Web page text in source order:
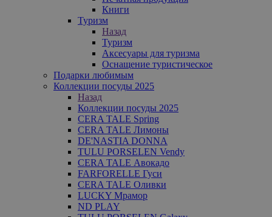
Книги
Туризм
Назад
Туризм
Аксесуары для туризма
Оснащение туристическое
Подарки любимым
Коллекции посуды 2025
Назад
Коллекции посуды 2025
CERA TALE Spring
CERA TALE Лимоны
DE'NASTIA DONNA
TULU PORSELEN Vendy
CERA TALE Авокадо
FARFORELLE Гуси
CERA TALE Оливки
LUCKY Мрамор
ND PLAY